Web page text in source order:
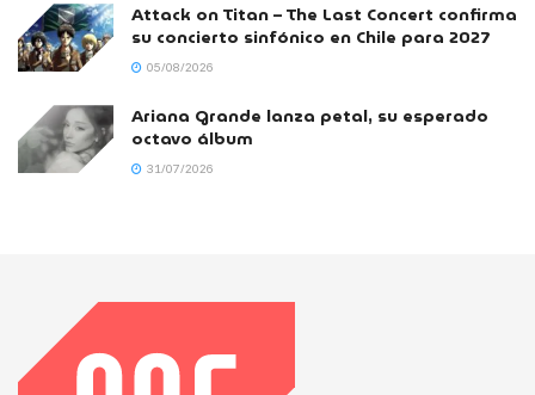
Attack on Titan – The Last Concert confirma
su concierto sinfónico en Chile para 2027
05/08/2026
Ariana Grande lanza petal, su esperado
octavo álbum
31/07/2026